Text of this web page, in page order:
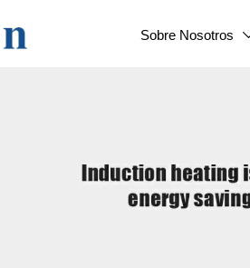
Sobre Nosotros